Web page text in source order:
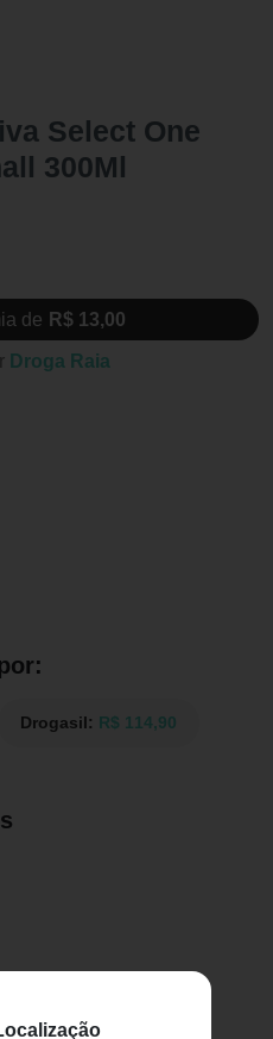
Select One
300Ml
de R$ 13,00
Droga Raia
Drogasil: R$ 114,90